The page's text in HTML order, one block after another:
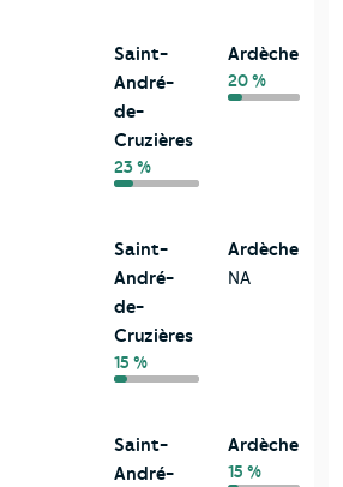
Saint-
André-
de-
Cruzières
23 %
Ardèche
20 %
Saint-
André-
de-
Cruzières
15 %
Ardèche
NA
Saint-
André-
Ardèche
15 %